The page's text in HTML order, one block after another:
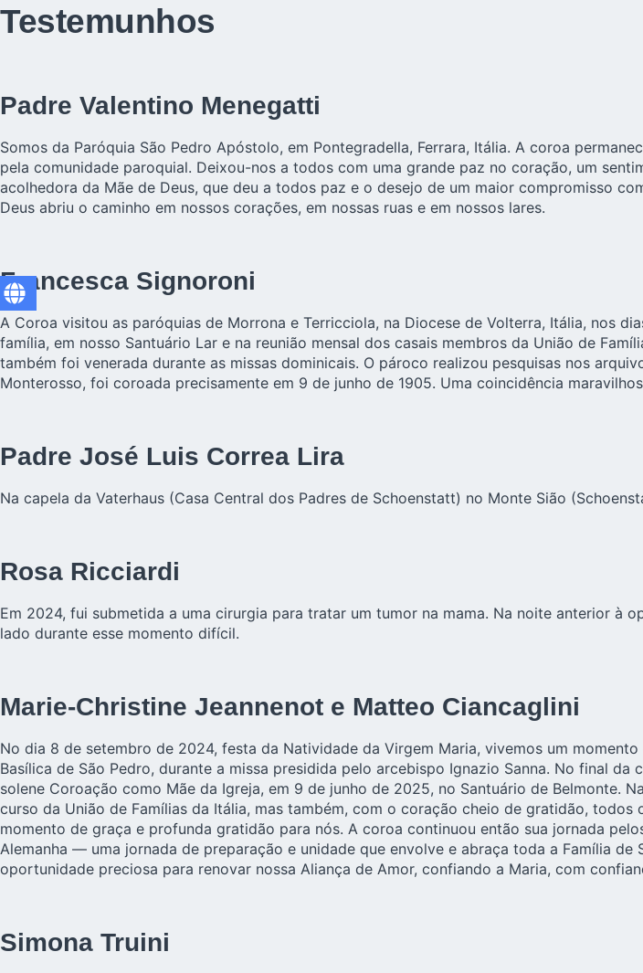
Testemunhos
Padre Valentino Menegatti
Somos da Paróquia São Pedro Apóstolo, em Pontegradella, Ferrara, Itália. A coroa
pela comunidade paroquial. Deixou-nos a todos com uma grande paz no coração, um
acolhedora da Mãe de Deus, que deu a todos paz e o desejo de um maior compromisso
Deus abriu o caminho em nossos corações, em nossas ruas e em nossos lares.
Francesca Signoroni
A Coroa visitou as paróquias de Morrona e Terricciola, na Diocese de Volterra, Itália, nos
família, em nosso Santuário Lar e na reunião mensal dos casais membros da União de
também foi venerada durante as missas dominicais. O pároco realizou pesquisas nos
Monterosso, foi coroada precisamente em 9 de junho de 1905. Uma coincidência
Padre José Luis Correa Lira
Na capela da Vaterhaus (Casa Central dos Padres de Schoenstatt) no Monte Sião
Rosa Ricciardi
Em 2024, fui submetida a uma cirurgia para tratar um tumor na mama. Na noite anterior à
lado durante esse momento difícil.
Marie-Christine Jeannenot e Matteo Ciancaglini
No dia 8 de setembro de 2024, festa da Natividade da Virgem Maria, vivemos um
Basílica de São Pedro, durante a missa presidida pelo arcebispo Ignazio Sanna. No final
solene Coroação como Mãe da Igreja, em 9 de junho de 2025, no Santuário de Belmonte.
curso da União de Famílias da Itália, mas também, com o coração cheio de gratidão,
momento de graça e profunda gratidão para nós. A coroa continuou então sua jornada
Alemanha — uma jornada de preparação e unidade que envolve e abraça toda a Família
oportunidade preciosa para renovar nossa Aliança de Amor, confiando a Maria, com
Simona Truini